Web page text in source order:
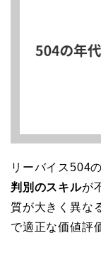
リーバイス504
判別のスキルが
質が大きく異な
で適正な価値評